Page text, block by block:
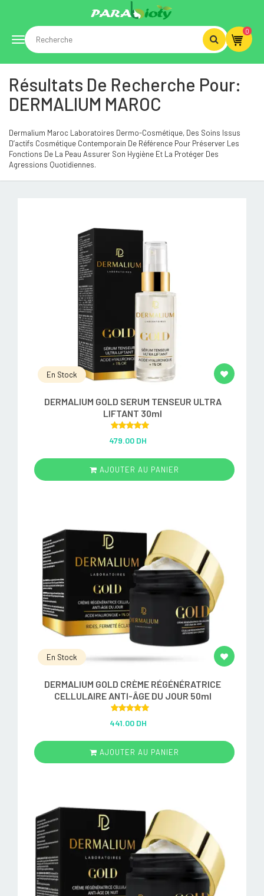
Toggle
navigation
0
Résultats De Recherche Pour:
DERMALIUM MAROC
Dermalium Maroc Laboratoires Dermo-Cosmétique, Des Soins Issus
D’actifs Cosmétique Contemporain De Référence Pour Préserver Les
Fonctions De La Peau Assurer Son Hygiène Et La Protéger Des
Agressions Quotidiennes.
En Stock
DERMALIUM GOLD SERUM TENSEUR ULTRA
LIFTANT 30ml
out of 5
479.00 DH
AJOUTER AU PANIER
En Stock
DERMALIUM GOLD CRÈME RÉGÉNÉRATRICE
CELLULAIRE ANTI-ÂGE DU JOUR 50ml
out of 5
441.00 DH
AJOUTER AU PANIER